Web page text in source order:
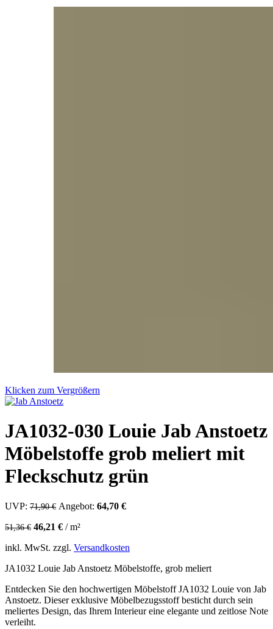
Klicken zum Vergrößern
JA1032-030 Louie Jab Anstoetz
Möbelstoffe grob meliert mit
Fleckschutz grün
UVP: 71,90€ Ursprünglicher Preis war: 71,90 €
Angebot: 64,70 €
51,36€ 46,21 € /m²
inkl. MwSt. zzgl. Versandkosten
JA1032 Louie Jab Anstoetz Möbelstoffe, grob meliert
Entdecken Sie den hochwertigen Möbelstoff JA1032 Louie von Jab
Anstoetz. Dieser exklusive Möbelbezugsstoff besticht durch sein
meliertes Design, das Ihrem Interieur eine elegante und zeitlose Note
verleiht.